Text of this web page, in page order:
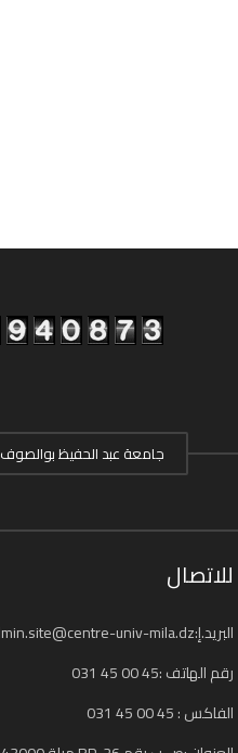
جامعة عبد الحفيظ بوالصوف
للاتصال
البريد.إ:admin.site@centre-univ-mila.dz
رقم الهاتف :45 00 45 031
الفاكس : 45 00 45 031